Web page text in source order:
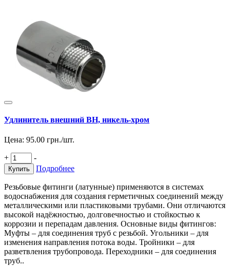
Удлинитель внешний ВН, никель-хром
Цена: 95.00 грн./шт.
+ -
Купить Подробнее
Резьбовые фитинги (латунные) применяются в системах
водоснабжения для создания герметичных соединений между
металлическими или пластиковыми трубами. Они отличаются
высокой надёжностью, долговечностью и стойкостью к
коррозии и перепадам давления. Основные виды фитингов:
Муфты – для соединения труб с резьбой. Угольники – для
изменения направления потока воды. Тройники – для
разветвления трубопровода. Переходники – для соединения
труб..